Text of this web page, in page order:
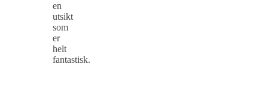
en
utsikt
som
er
helt
fantastisk.